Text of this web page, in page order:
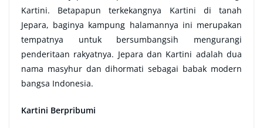
Kartini. Betapapun terkekangnya Kartini di tanah
Jepara, baginya kampung halamannya ini merupakan
tempatnya untuk bersumbangsih mengurangi
penderitaan rakyatnya. Jepara dan Kartini adalah dua
nama masyhur dan dihormati sebagai babak modern
bangsa Indonesia.
Kartini Berpribumi